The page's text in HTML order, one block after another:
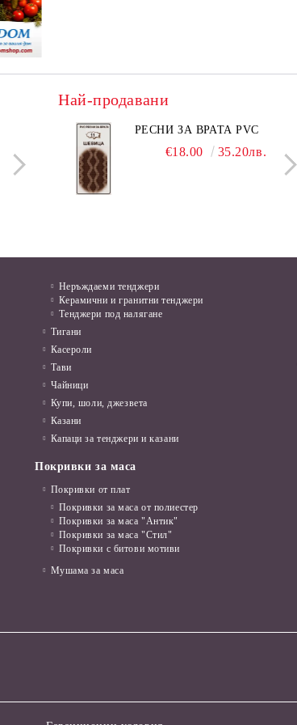
Поцинкован капак 50 см
€6.50 12.71лв.
Най-продавани
РЕСНИ ЗА ВРАТА PVC
€18.00 35.20лв.
Неръждаеми тенджери
Керамични и гранитни тенджери
Тенджери под налягане
Тигани
Касероли
Тави
Чайници
Купи, шоли, джезвета
Казани
Капаци за тенджери и казани
Покривки за маса
Покривки от плат
Покривки за маса от полиестер
Покривки за маса "Антик"
Покривки за маса "Стил"
Покривки с битови мотиви
Мушама за маса